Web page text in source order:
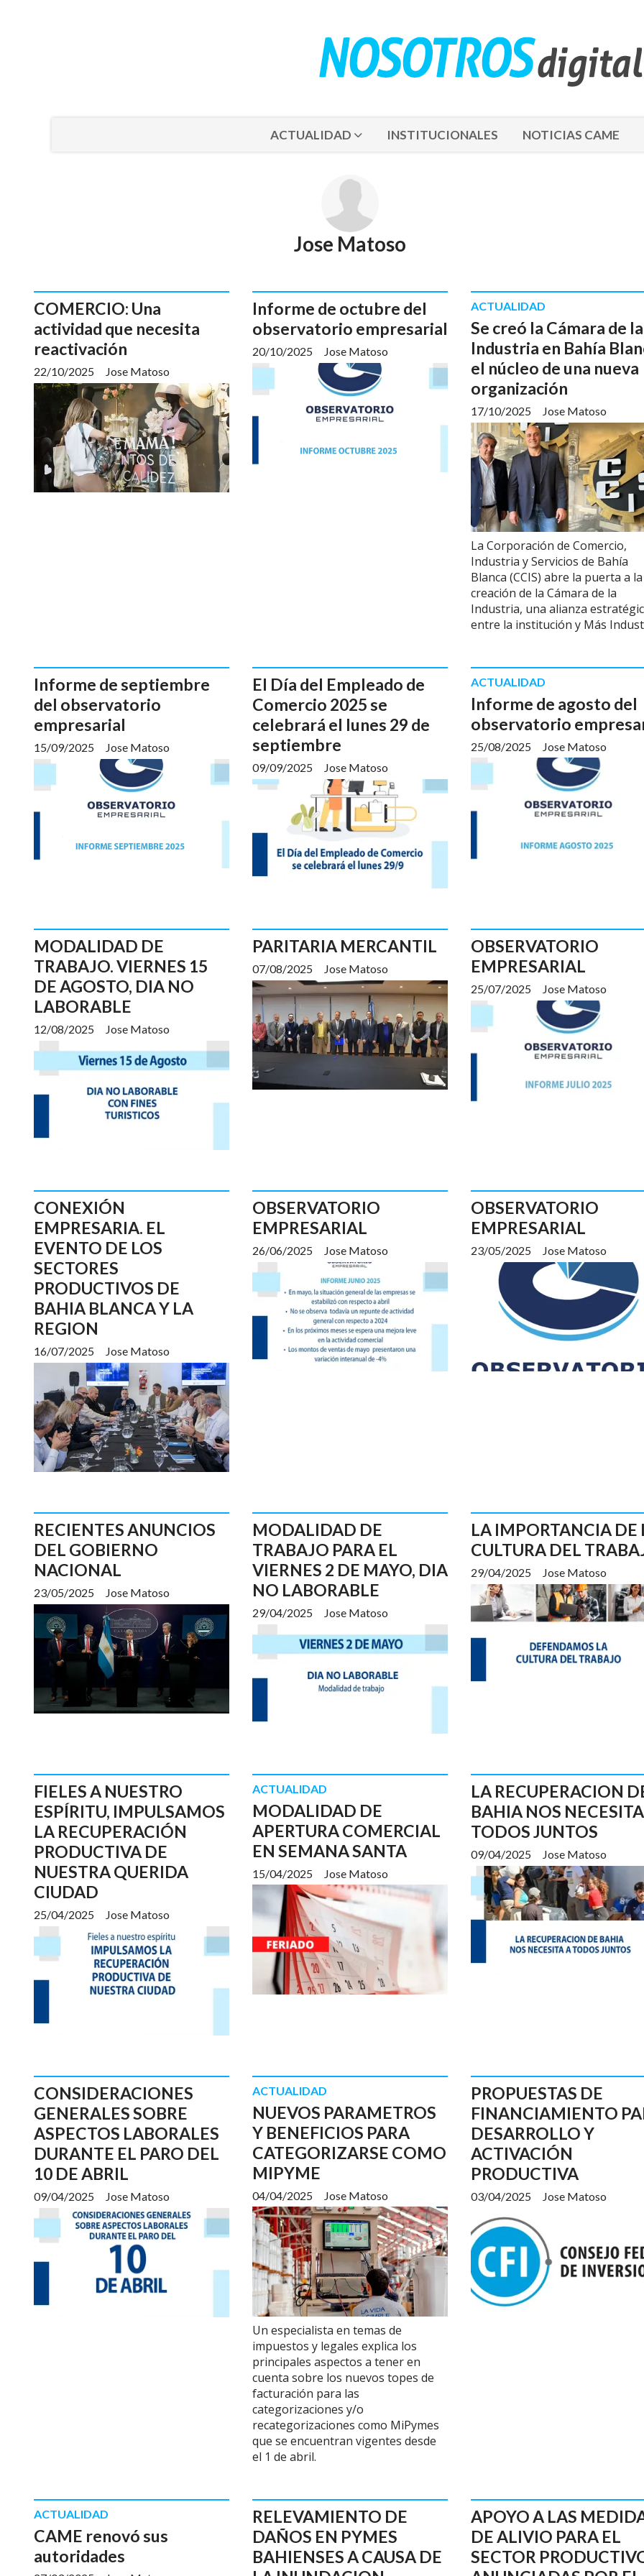
ACTUALIDAD INSTITUCIONALES NOTICIAS CAME
Jose Matoso
COMERCIO: Una
actividad que necesita
reactivación
Jose Matoso
22/10/2025
Informe de octubre del
observatorio empresarial
Jose Matoso
20/10/2025
Se creó la Cámara de la
Industria en Bahía
el núcleo de una nueva
organización
Jose Matoso
ACTUALIDAD
17/10/2025
La Corporación de Comercio,
Industria y Servicios de Bahía
Blanca (CCIS) abre la puerta a la
creación de la Cámara de la
Industria, una alianza
entre la institución y Más
Informe de septiembre
del observatorio
empresarial
Jose Matoso
15/09/2025
El Día del Empleado de
Comercio 2025 se
celebrará el lunes 29 de
septiembre
Jose Matoso
09/09/2025
Informe de agosto del
observatorio
Jose Matoso
ACTUALIDAD
25/08/2025
MODALIDAD DE
TRABAJO. VIERNES 15
DE AGOSTO, DIA NO
LABORABLE
Jose Matoso
12/08/2025
PARITARIA MERCANTIL
Jose Matoso
07/08/2025
OBSERVATORIO
EMPRESARIAL
Jose Matoso
25/07/2025
CONEXIÓN
EMPRESARIA. EL
EVENTO DE LOS
SECTORES
PRODUCTIVOS DE
BAHIA BLANCA Y LA
REGION
Jose Matoso
16/07/2025
OBSERVATORIO
EMPRESARIAL
Jose Matoso
26/06/2025
OBSERVATORIO
EMPRESARIAL
Jose Matoso
23/05/2025
RECIENTES ANUNCIOS
DEL GOBIERNO
NACIONAL
Jose Matoso
23/05/2025
MODALIDAD DE
TRABAJO PARA EL
VIERNES 2 DE MAYO, DIA
NO LABORABLE
Jose Matoso
29/04/2025
LA IMPORTANCIA DE
CULTURA DEL
Jose Matoso
29/04/2025
FIELES A NUESTRO
ESPÍRITU, IMPULSAMOS
LA RECUPERACIÓN
PRODUCTIVA DE
NUESTRA QUERIDA
CIUDAD
Jose Matoso
25/04/2025
MODALIDAD DE
APERTURA COMERCIAL
EN SEMANA SANTA
Jose Matoso
ACTUALIDAD
15/04/2025
LA RECUPERACION
BAHIA NOS
TODOS JUNTOS
Jose Matoso
09/04/2025
CONSIDERACIONES
GENERALES SOBRE
ASPECTOS LABORALES
DURANTE EL PARO DEL
10 DE ABRIL
Jose Matoso
09/04/2025
NUEVOS PARAMETROS
Y BENEFICIOS PARA
CATEGORIZARSE COMO
MIPYME
Jose Matoso
ACTUALIDAD
04/04/2025
Un especialista en temas de
impuestos y legales explica los
principales aspectos a tener en
cuenta sobre los nuevos topes de
facturación para las
categorizaciones y/o
recategorizaciones como MiPymes
que se encuentran vigentes desde
el 1 de abril.
PROPUESTAS DE
FINANCIAMIENTO
DESARROLLO Y
ACTIVACIÓN
PRODUCTIVA
Jose Matoso
03/04/2025
CAME renovó sus
autoridades
ACTUALIDAD
RELEVAMIENTO DE
DAÑOS EN PYMES
BAHIENSES A CAUSA DE
APOYO A LAS
DE ALIVIO PARA EL
SECTOR